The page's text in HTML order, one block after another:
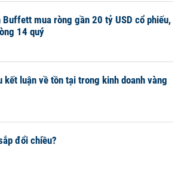
Buffett mua ròng gần 20 tỷ USD cổ phiếu,
14 quý
kết luận về tồn tại trong kinh doanh vàng
đổi chiều?